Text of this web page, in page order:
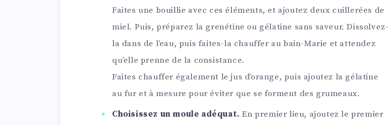
Faites une bouillie avec ces éléments, et ajoutez deux cuillerées de
miel. Puis, préparez la grenétine ou gélatine sans saveur. Dissolvez-
la dans de l’eau, puis faites-la chauffer au bain-Marie et attendez
qu’elle prenne de la consistance.
Faites chauffer également le jus d’orange, puis ajoutez la gélatine
au fur et à mesure pour éviter que se forment des grumeaux.
Choisissez un moule adéquat. En premier lieu, ajoutez le premier